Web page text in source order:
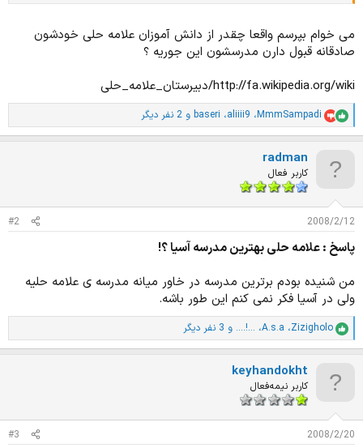
می خوام بپرسم واقعا چقدر از دانش آموزان علامه حلی خودشون
صادقانه قبول دارن مدرسشون این جوریه ؟
http://fa.wikipedia.org/wiki/دبیرستان_علامه_حلی
ا
م
ت
MmmSampadi، aliiii9، baseri و 2 نفر دیگر
radman
کاربر فعال
2008/2/12
#2
پاسخ : علامه حلی بهترین مدرسه آسیا ؟!
من شنیده بودم برترین مدرسه در خاور میانه مدرسه ی علامه حلیه
ولی در آسیا فکر نمی کنم این طور باشه.
ا
م
ت
:
Zizigholo، A.s.a، ....!... و 3 نفر دیگر
keyhandokht
کاربر نیمه‌فعال
2008/2/20
#3